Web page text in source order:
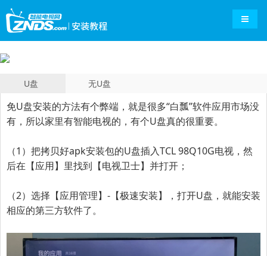
导航
U盘 无U盘
免U盘安装的方法有个弊端，就是很多“白瓢”软件应用市场没
有，所以家里有智能电视的，有个U盘真的很重要。
（1）把拷贝好apk安装包的U盘插入TCL 98Q10G电视，然
后在【应用】里找到【电视卫士】并打开；
（2）选择【应用管理】-【极速安装】，打开U盘，就能安装
相应的第三方软件了。